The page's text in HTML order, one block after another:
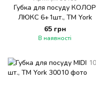
Губка для посуду КОЛОР
ЛЮКС 6+1шт., ТМ York
65 грн
В наявності